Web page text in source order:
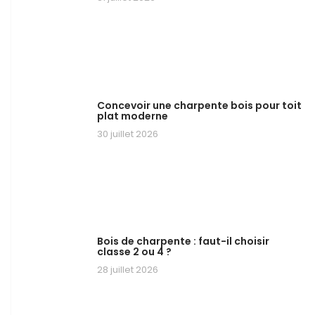
Concevoir une charpente bois pour toit
plat moderne
30 juillet 2026
Bois de charpente : faut-il choisir
classe 2 ou 4 ?
28 juillet 2026